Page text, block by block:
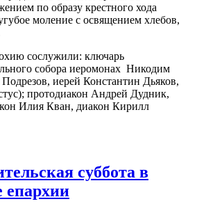
по образу крестного хода
моление с освящением хлебов,
сослужили: ключарь
собора иеромонах Никодим
иерей Константин Дьяков,
протодиакон Андрей Дудник,
Илия Кван, диакон Кирилл
суббота в
епархии